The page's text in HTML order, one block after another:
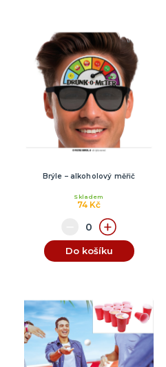
Brýle – alkoholový měřič
74 Kč
Skladem
Do košíku